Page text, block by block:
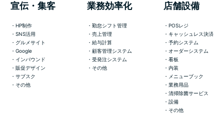
宣伝・集客
HP制作
SNS活用
グルメサイト
Google
インバウンド
販促デザイン
サブスク
その他
業務効率化
勤怠シフト管理
売上管理
給与計算
顧客管理システム
受発注システム
その他
店舗設備
POSレジ
キャッシュレス決済
予約システム
オーダーシステム
看板
内装
メニューブック
業務用品
清掃除菌サービス
設備
その他